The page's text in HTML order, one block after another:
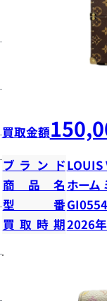
買取金額
ブランドLOUIS
商品名 ホーム
型番GI0554
買取時期2026